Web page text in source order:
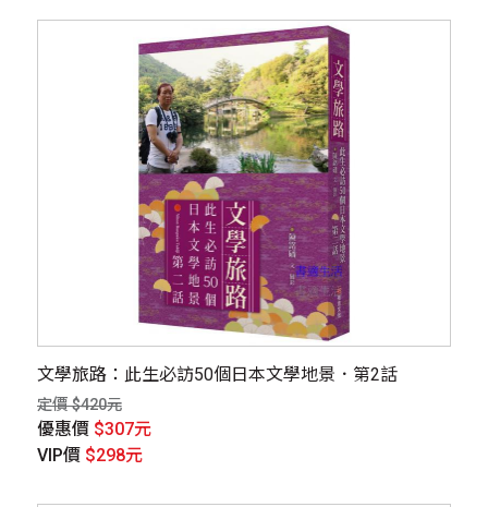
文學旅路：此生必訪50個日本文學地景．第2話
定價 $420元
優惠價 $307元
VIP價 $298元